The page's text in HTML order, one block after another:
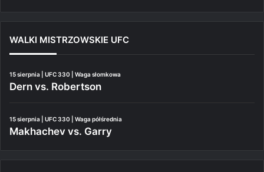
WALKI MISTRZOWSKIE UFC
15 sierpnia | UFC 330 | Waga słomkowa
Dern vs. Robertson
15 sierpnia | UFC 330 | Waga półśrednia
Makhachev vs. Garry